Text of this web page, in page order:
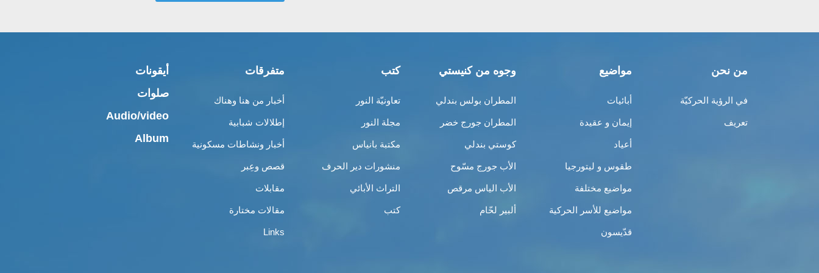
من نحن
في الرؤية الحركيّة
تعريف
مواضيع
أبائيات
إيمان و عقيدة
أعياد
طقوس و ليتورجيا
مواضيع مختلفة
مواضيع للأسر الحركية
قدّيسون
وجوه من كنيستي
المطران بولس بندلي
المطران جورج خضر
كوستي بندلي
الأب جورج مسّوح
الأب الياس مرقص
ألبير لحّام
كتب
تعاونيّة النور
مجلة النور
مكتبة بانياس
منشورات دير الحرف
التراث الأبائي
كتب
متفرقات
أخبار من هنا وهناك
إطلالات شبابية
أخبار ونشاطات مسكونية
قصص وعِبر
مقابلات
مقالات مختارة
Links
أيقونات
صلوات
Audio/video
Album